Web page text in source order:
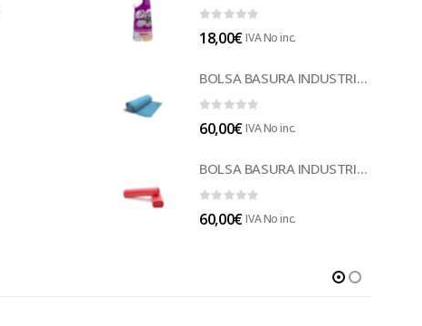
18,00€ IVA No inc.
BOLSA BASURA INDUSTRIAL AZUL (B014A)
60,00€ IVA No inc.
BOLSA BASURA INDUSTRIAL ROJA 85 (B014)
60,00€ IVA No inc.